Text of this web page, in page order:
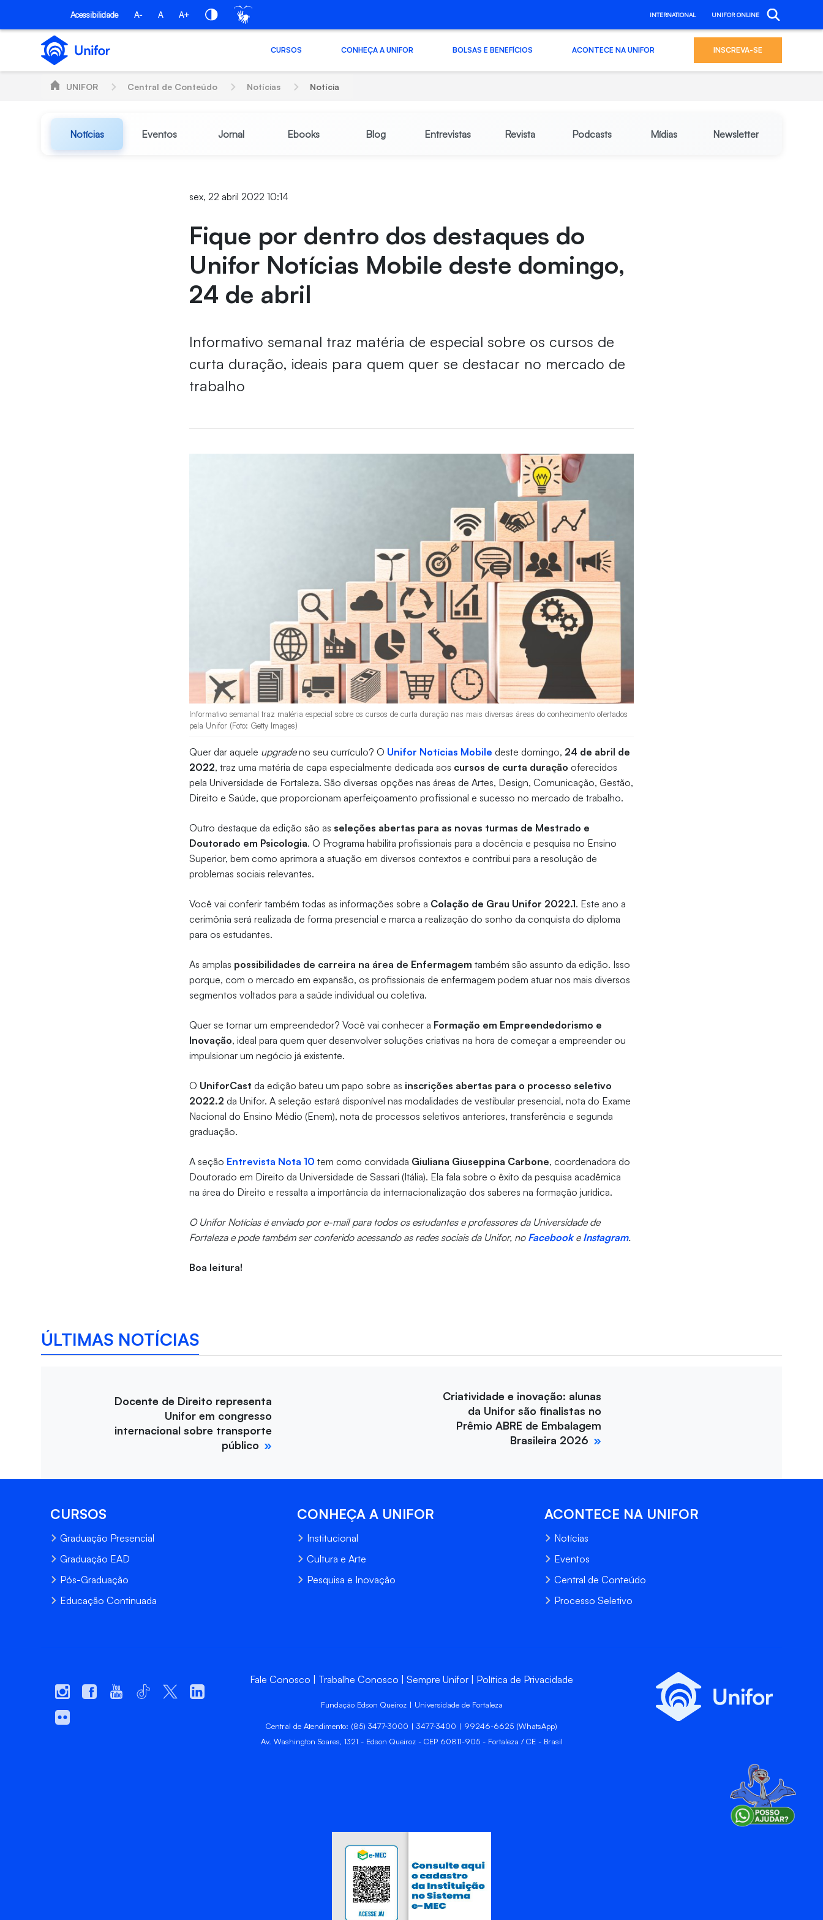
Pular para o Conteúdo principal
Acessibilidade A- A A+ INTERNATIONAL UNIFOR ONLINE
CURSOS CONHEÇA A UNIFOR BOLSAS E BENEFÍCIOS ACONTECE NA UNIFOR INSCREVA-SE
UNIFOR Central de Conteúdo Notícias Notícia
Notícias Eventos Jornal Ebooks Blog Entrevistas Revista Podcasts Mídias Newsletter
sex, 22 abril 2022 10:14
Fique por dentro dos destaques do
Unifor Notícias Mobile deste domingo,
24 de abril
Informativo semanal traz matéria de especial sobre os cursos de
curta duração, ideais para quem quer se destacar no mercado de
trabalho
Informativo semanal traz matéria especial sobre os cursos de curta duração nas mais diversas áreas do conhecimento ofertados
pela Unifor (Foto: Getty Images)
Quer dar aquele upgradeno seu currículo? O Unifor Notícias Mobile deste domingo, 24 de abril de
2022, traz uma matéria de capa especialmente dedicada aos cursos de curta duraçãooferecidos
pela Universidade de Fortaleza. São diversas opções nas áreas de Artes, Design, Comunicação, Gestão,
Direito e Saúde, que proporcionam aperfeiçoamento profissional e sucesso no mercado de trabalho.
Outro destaque da edição são as seleções abertas para as novas turmas de Mestrado e
Doutorado em Psicologia. O Programa habilita profissionais para a docência e pesquisa no Ensino
Superior, bem como aprimora a atuação em diversos contextos e contribui para a resolução de
problemas sociais relevantes.
Você vai conferir também todas as informações sobre a Colação de Grau Unifor 2022.1. Este ano a
cerimônia será realizada de forma presencial e marca a realização do sonho da conquista do diploma
para os estudantes.
As amplas possibilidades de carreira na área de Enfermagem também são assunto da edição. Isso
porque, com o mercado em expansão, os profissionais de enfermagem podem atuar nos mais diversos
segmentos voltados para a saúde individual ou coletiva.
Quer se tornar um empreendedor? Você vai conhecer a Formação em Empreendedorismo e
Inovação, ideal para quem quer desenvolver soluções criativas na hora de começar a empreender ou
impulsionar um negócio já existente.
O UniforCast da edição bateu um papo sobre as inscrições abertas para o processo seletivo
2022.2 da Unifor. A seleção estará disponível nas modalidades de vestibular presencial, nota do Exame
Nacional do Ensino Médio (Enem), nota de processos seletivos anteriores, transferência e segunda
graduação.
A seção Entrevista Nota 10 tem como convidada Giuliana Giuseppina Carbone, coordenadora do
Doutorado em Direito da Universidade de Sassari (Itália). Ela fala sobre o êxito da pesquisa acadêmica
na área do Direito e ressalta a importância da internacionalização dos saberes na formação jurídica.
O Unifor Notícias é enviado por e-mail para todos os estudantes e professores da Universidade de
Fortaleza e pode também ser conferido acessando as redes sociais da Unifor, no Facebooke Instagram.
Boa leitura!
ÚLTIMAS NOTÍCIAS
Docente de Direito representa
Unifor em congresso
internacional sobre transporte
público
Criatividade e inovação: alunas
da Unifor são finalistas no
Prêmio ABRE de Embalagem
Brasileira 2026
CURSOS
Graduação Presencial
Graduação EAD
Pós-Graduação
Educação Continuada
CONHEÇA A UNIFOR
Institucional
Cultura e Arte
Pesquisa e Inovação
ACONTECE NA UNIFOR
Notícias
Eventos
Central de Conteúdo
Processo Seletivo
Fale Conosco Trabalhe Conosco Sempre Unifor Política de Privacidade
Fundação Edson Queiroz | Universidade de Fortaleza
Central de Atendimento: (85) 3477-3000 | 3477-3400 | 99246-6625 (WhatsApp)
Av. Washington Soares, 1321 - Edson Queiroz - CEP 60811-905 - Fortaleza / CE - Brasil